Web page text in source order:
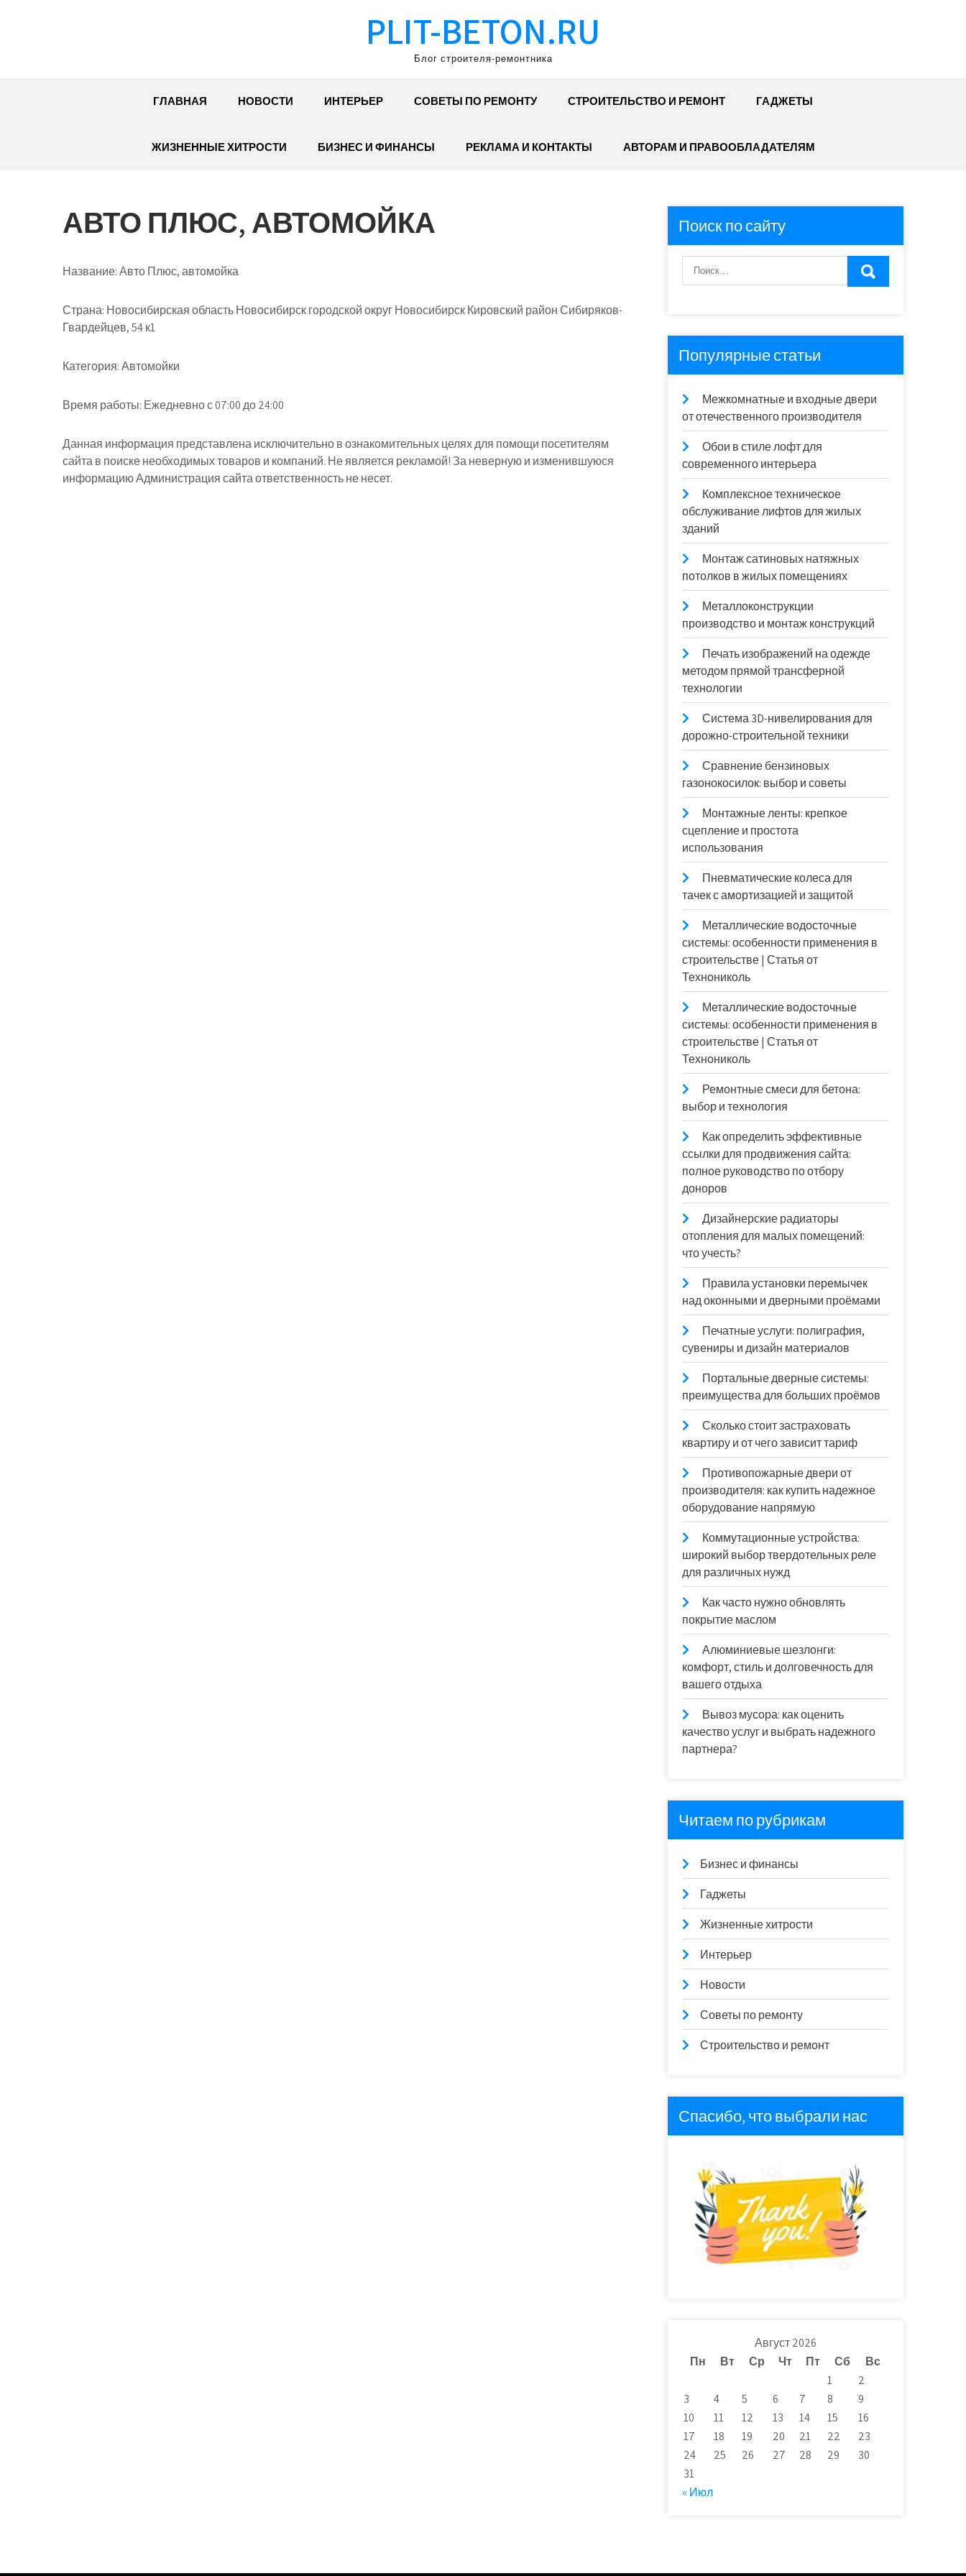
PLIT-BETON.RU
Блог строителя-ремонтника
ГЛАВНАЯ НОВОСТИ ИНТЕРЬЕР СОВЕТЫ ПО РЕМОНТУ СТРОИТЕЛЬСТВО И РЕМОНТ ГАДЖЕТЫ
ЖИЗНЕННЫЕ ХИТРОСТИ БИЗНЕС И ФИНАНСЫ РЕКЛАМА И КОНТАКТЫ АВТОРАМ И ПРАВООБЛАДАТЕЛЯМ
АВТО ПЛЮС, АВТОМОЙКА
Название:Авто Плюс, автомойка
Страна: Новосибирская область Новосибирск городской округ Новосибирск Кировский район Сибиряков-
Гвардейцев, 54 к1
Категория:Автомойки
Время работы: Ежедневно с 07:00 до 24:00
Данная информация представлена исключительно в ознакомительных целях для помощи посетителям
сайта в поиске необходимых товаров и компаний. Не является рекламой! За неверную и изменившуюся
информацию Администрация сайта ответственность не несет.
Поиск по сайту
Популярные статьи
Межкомнатные и входные двери
от отечественного производителя
Обои в стиле лофт для
современного интерьера
Комплексное техническое
обслуживание лифтов для жилых
зданий
Монтаж сатиновых натяжных
потолков в жилых помещениях
Металлоконструкции
производство и монтаж конструкций
Печать изображений на одежде
методом прямой трансферной
технологии
Система 3D-нивелирования для
дорожно-строительной техники
Сравнение бензиновых
газонокосилок: выбор и советы
Монтажные ленты: крепкое
сцепление и простота
использования
Пневматические колеса для
тачек с амортизацией и защитой
Металлические водосточные
системы: особенности применения в
строительстве | Статья от
Технониколь
Металлические водосточные
системы: особенности применения в
строительстве | Статья от
Технониколь
Ремонтные смеси для бетона:
выбор и технология
Как определить эффективные
ссылки для продвижения сайта:
полное руководство по отбору
доноров
Дизайнерские радиаторы
отопления для малых помещений:
что учесть?
Правила установки перемычек
над оконными и дверными проёмами
Печатные услуги: полиграфия,
сувениры и дизайн материалов
Портальные дверные системы:
преимущества для больших проёмов
Сколько стоит застраховать
квартиру и от чего зависит тариф
Противопожарные двери от
производителя: как купить надежное
оборудование напрямую
Коммутационные устройства:
широкий выбор твердотельных реле
для различных нужд
Как часто нужно обновлять
покрытие маслом
Алюминиевые шезлонги:
комфорт, стиль и долговечность для
вашего отдыха
Вывоз мусора: как оценить
качество услуг и выбрать надежного
партнера?
Читаем по рубрикам
Бизнес и финансы
Гаджеты
Жизненные хитрости
Интерьер
Новости
Советы по ремонту
Строительство и ремонт
Спасибо, что выбрали нас
Август 2026
Пн
Вт Ср Чт Пт Сб
Вс
1
2
3
4 5 6 7 8
9
10
11 12 13 14 15
16
17
18 19 20 21 22
23
24
25 26 27 28 29
30
31
« Июл